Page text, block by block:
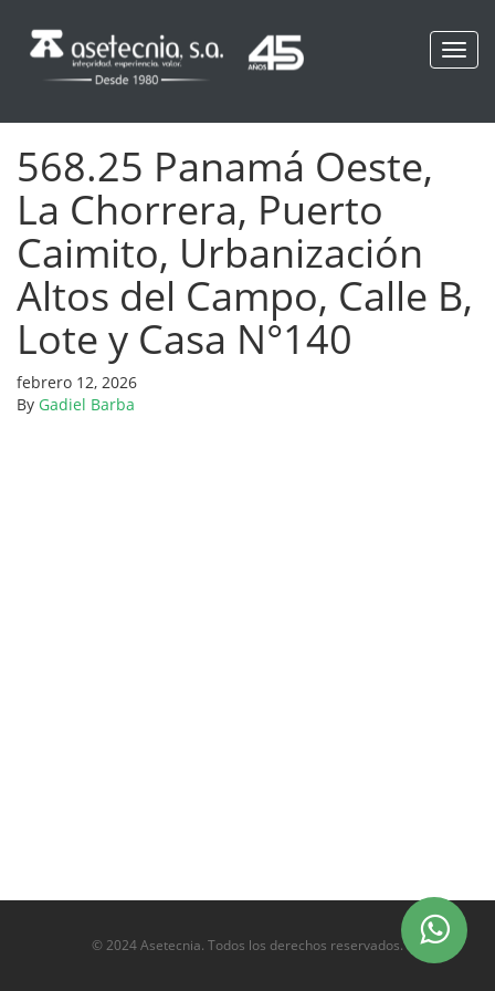
568.25 Panamá Oeste,
La Chorrera, Puerto
Caimito, Urbanización
Altos del Campo, Calle B,
Lote y Casa N°140
febrero 12, 2026
By Gadiel Barba
© 2024 Asetecnia. Todos los derechos reservados.